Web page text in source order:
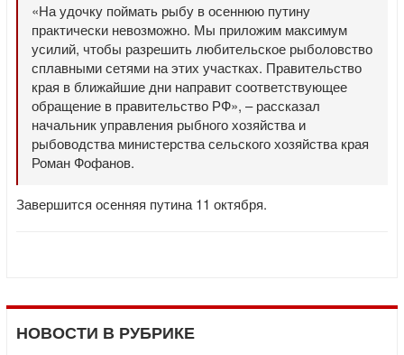
«На удочку поймать рыбу в осеннюю путину
практически невозможно. Мы приложим максимум
усилий, чтобы разрешить любительское рыболовство
сплавными сетями на этих участках. Правительство
края в ближайшие дни направит соответствующее
обращение в правительство РФ», – рассказал
начальник управления рыбного хозяйства и
рыбоводства министерства сельского хозяйства края
Роман Фофанов.
Завершится осенняя путина 11 октября.
НОВОСТИ В РУБРИКЕ